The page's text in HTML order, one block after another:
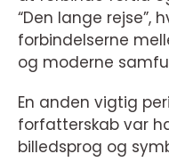
“Den lange rejse”,
forbindelserne
og moderne
En anden vigtig
forfatterskab var
billedsprog og